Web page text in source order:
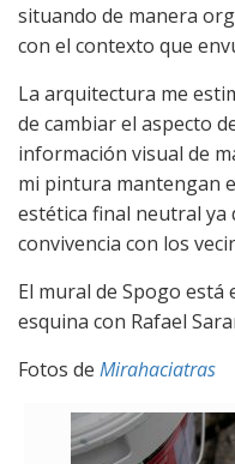
situando de manera
con el contexto que
La arquitectura me
de cambiar el aspecto
información visual de
mi pintura mantengan
estética final neutral
convivencia con los
El mural de Spogo está
esquina con Rafael
Fotos de Mirahaciatras